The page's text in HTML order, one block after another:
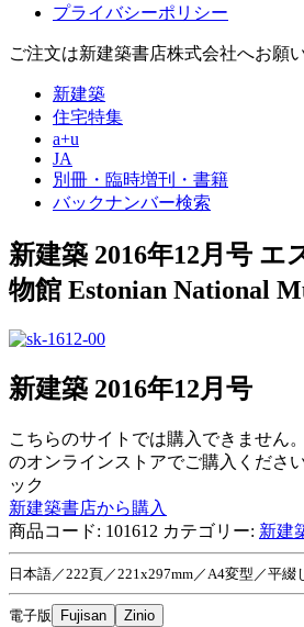
プライバシーポリシー
ご注文は新建築書店株式会社へお願
新建築
住宅特集
a+u
JA
別冊・臨時増刊・書籍
バックナンバー検索
新建築 2016年12月号 エ
物館 Estonian National
新建築 2016年12月号
こちらのサイトでは購入できません
のオンラインストアでご購入くださ
ック
新建築書店から購入
商品コード: 101612 カテゴリー: 新建
日本語／222頁／221x297mm／A4変型／平綴
電子版 Fujisan Zinio